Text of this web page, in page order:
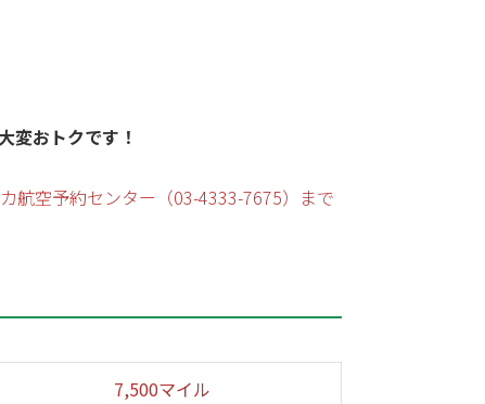
変おトクです！
航空予約センター（03-4333-7675）まで
7,500マイル